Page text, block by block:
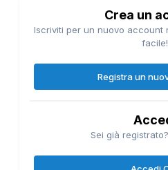
Crea un
Iscriviti per un nuovo account
facile!
Registra un
Sei già